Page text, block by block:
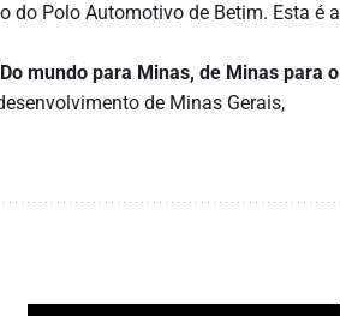
do Polo Automotivo de Betim. Esta é a
Do mundo para Minas, de Minas para o
de Minas Gerais,